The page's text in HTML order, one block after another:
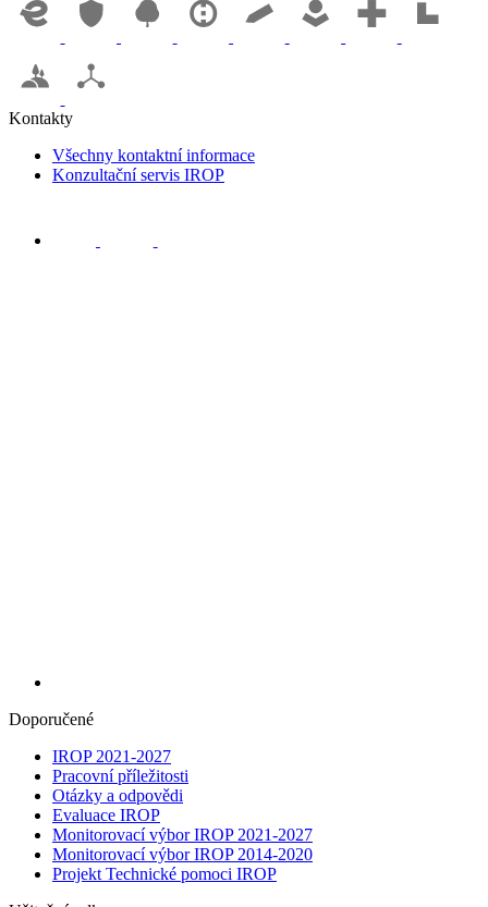
Kontakty
Všechny kontaktní informace
Konzultační servis IROP
Doporučené
IROP 2021-2027
Pracovní příležitosti
Otázky a odpovědi
Evaluace IROP
Monitorovací výbor IROP 2021-2027
Monitorovací výbor IROP 2014-2020
Projekt Technické pomoci IROP